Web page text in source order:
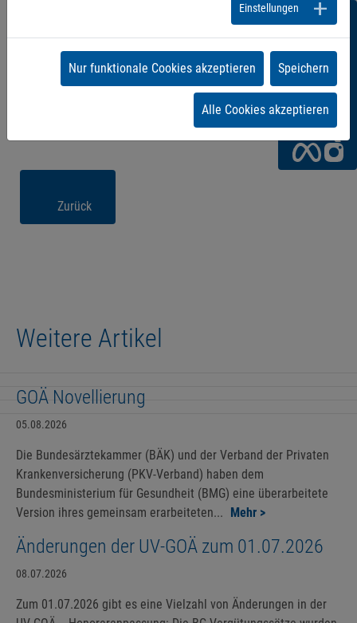
Folgen
Sie
uns!
Zurück
Weitere Artikel
GOÄ Novellierung
05.08.2026
Die Bundesärztekammer (BÄK) und der Verband der Privaten
Krankenversicherung (PKV-Verband) haben dem
Bundesministerium für Gesundheit (BMG) eine überarbeitete
Version ihres gemeinsam erarbeiteten... Mehr >
Änderungen der UV-GOÄ zum 01.07.2026
08.07.2026
Zum 01.07.2026 gibt es eine Vielzahl von Änderungen in der
Einstellungen
Nur funktionale Cookies akzeptieren Speichern
Alle Cookies akzeptieren